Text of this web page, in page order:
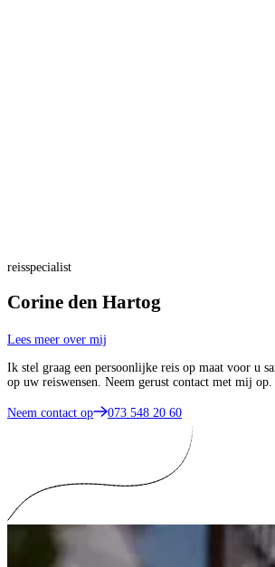
reisspecialist
Corine den Hartog
Lees meer over mij
Ik stel graag een persoonlijke reis op maat voor u
op uw reiswensen. Neem gerust contact met mij op.
Neem contact op 073 548 20 60